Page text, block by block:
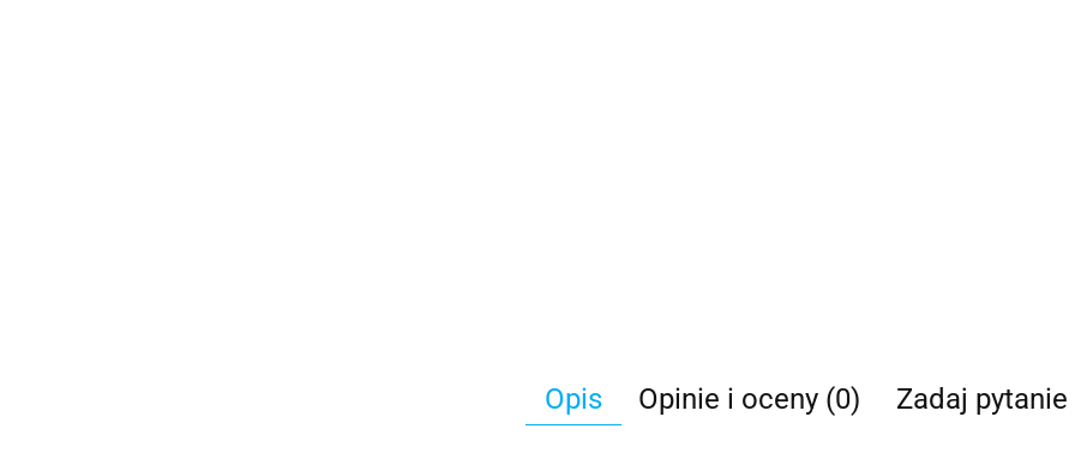
Opis Opinie i oceny (0) Zadaj pytanie